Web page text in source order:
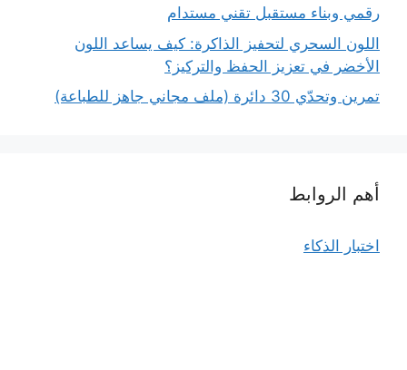
رقمي وبناء مستقبل تقني مستدام
اللون السحري لتحفيز الذاكرة: كيف يساعد اللون
الأخضر في تعزيز الحفظ والتركيز؟
تمرين وتحدّي 30 دائرة (ملف مجاني جاهز للطباعة)
أهم الروابط
اختبار الذكاء